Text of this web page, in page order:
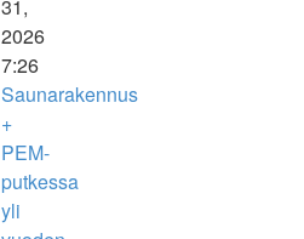
31,
2026
7:26
Saunarakennus
+
PEM-
putkessa
yli